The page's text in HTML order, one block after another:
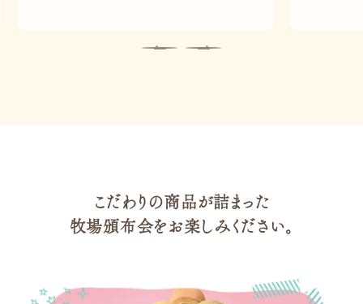
こだわりの商品が詰まった
牧場頒布会をお楽しみください。